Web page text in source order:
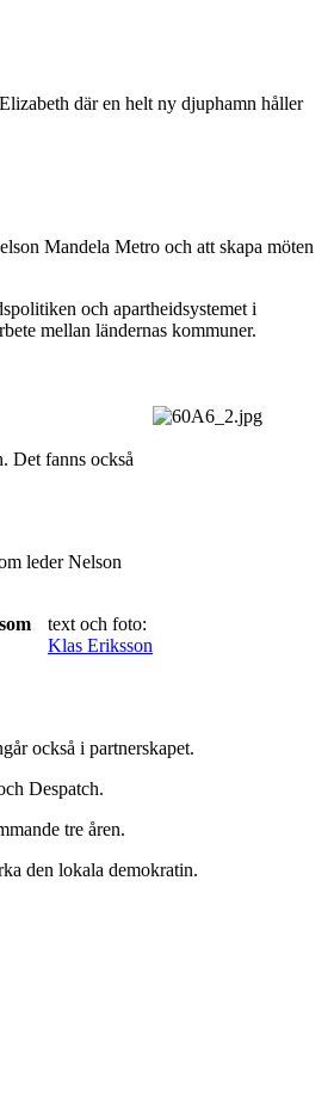
där en helt ny djuphamn håller
Mandela Metro och att skapa möten
och apartheidsystemet i
mellan ländernas kommuner.
Det fanns också
leder Nelson
text och foto:
Klas Eriksson
också i partnerskapet.
Despatch.
tre åren.
den lokala demokratin.